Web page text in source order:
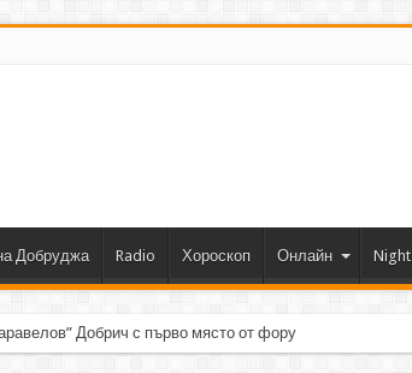
Добруджа Radio Хороскоп Онлайн Night
Добрич с първо място от форум по роботика